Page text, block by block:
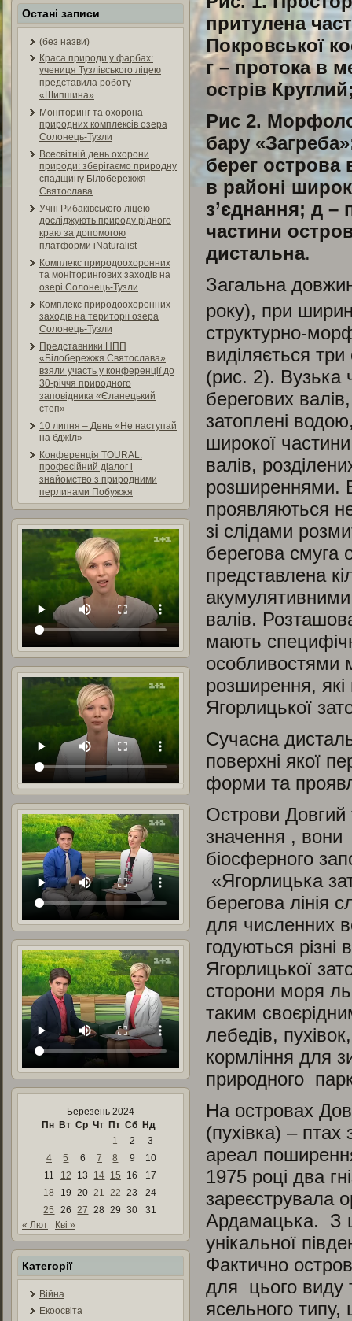
Остані записи
(без назви)
Краса природи у фарбах:
учениця Тузлівського ліцею
представила роботу
«Шипшина»
Моніторинг та охорона
природних комплексів озера
Солонець-Тузли
Всесвітній день охорони
природи: зберігаємо природну
спадщину Білобережжя
Святослава
Учні Рибаківського ліцею
досліджують природу рідного
краю за допомогою
платформи iNaturalist
Комплекс природоохоронних
та моніторингових заходів на
озері Солонець-Тузли
Комплекс природоохоронних
заходів на території озера
Солонець-Тузли
Представники НПП
«Білобережжя Святослава»
взяли участь у конференції до
30-річчя природного
заповідника «Єланецький
степ»
10 липня – День «Не наступай
на бджіл»
Конференція TOURAL:
професійний діалог і
знайомство з природними
перлинами Побужжя
Березень 2024
Пн Вт Ср Чт Пт Сб Нд
1
2
3
4
5 6 7 8 9
10
11
12 13 14 15 16
17
18
19 20 21 22 23
24
25
26 27 28 29 30
31
« Лют
Кві »
Категорії
Війна
Екоосвіта
притулена
Покровської
г – протока в
острів
Рис 2.
бару
берег острова
в районі
з’єднання; д –
частини
дистальна.
Загальна
року), при
структурно-
виділяється
(рис. 2). Вузька
берегових
затоплені
широкої
валів,
розширеннями.
проявляються
зі слідами
берегова смуга
представлена
валів.
мають
особливостями
розширення, які
Ягорлицької
Сучасна
поверхні якої
форми та
Острови Довгий
значення ,
біосферного
«Ягорлицька
берегова лінія
для численних
годуються різні
Ягорлицької
сторони моря
таким
лебедів,
кормління для
природного
На островах
(пухівка) –
ареал
1975 році два
зареєструвала
Ардамацька. З
унікальної
Фактично
для цього виду
ясельного